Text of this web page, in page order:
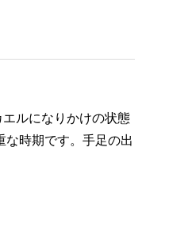
ルになりかけの状態
な時期です。手足の出